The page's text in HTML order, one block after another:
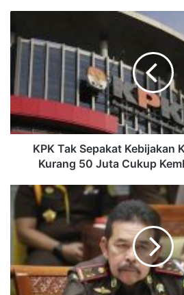
KPK Tak Sepakat Kebijakan
Kurang 50 Juta Cukup